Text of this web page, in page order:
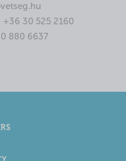
+36 30 525 2160
880 6637